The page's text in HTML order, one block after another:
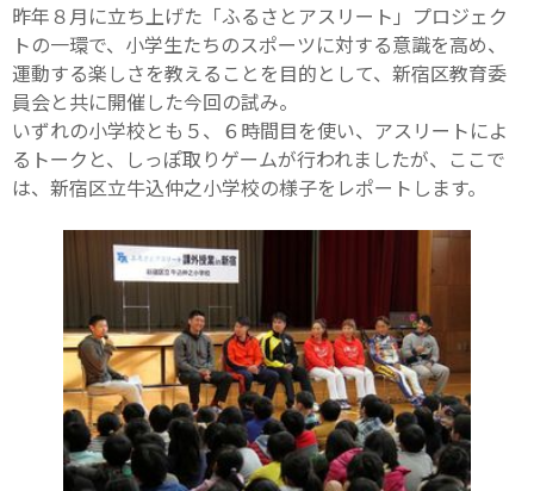
昨年８月に立ち上げた「ふるさとアスリート」プロジェク
トの一環で、小学生たちのスポーツに対する意識を高め、
運動する楽しさを教えることを目的として、新宿区教育委
員会と共に開催した今回の試み。
いずれの小学校とも５、６時間目を使い、アスリートによ
るトークと、しっぽ取りゲームが行われましたが、ここで
は、新宿区立牛込仲之小学校の様子をレポートします。